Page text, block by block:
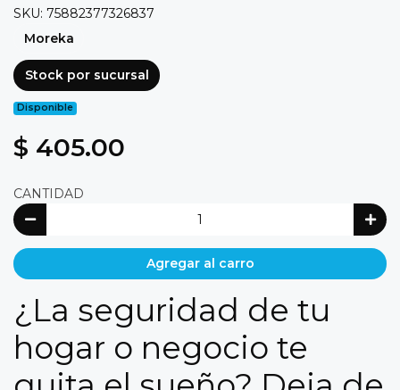
SKU: 75882377326837
Moreka
Stock por sucursal
Disponible
$ 405.00
CANTIDAD
Agregar al carro
¿La seguridad de tu
hogar o negocio te